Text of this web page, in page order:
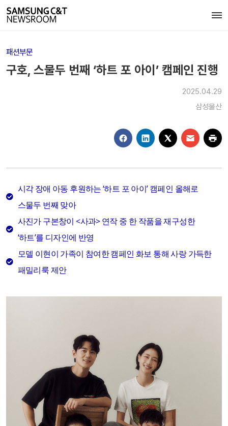
패션부문
구호, 스물두 번째 ‘하트 포 아이’ 캠페인 진행
2025.04.29
삼성물산
시각 장애 아동 후원하는 ‘하트 포 아이’ 캠페인 올해로
스물두 번째 맞아
사진가 구본창이 <사과> 연작 중 한 작품을 재구성한
‘하트’를 디자인에 반영
모델 이현이 가족이 참여한 캠페인 화보 통해 사랑 가득한
패밀리룩 제안